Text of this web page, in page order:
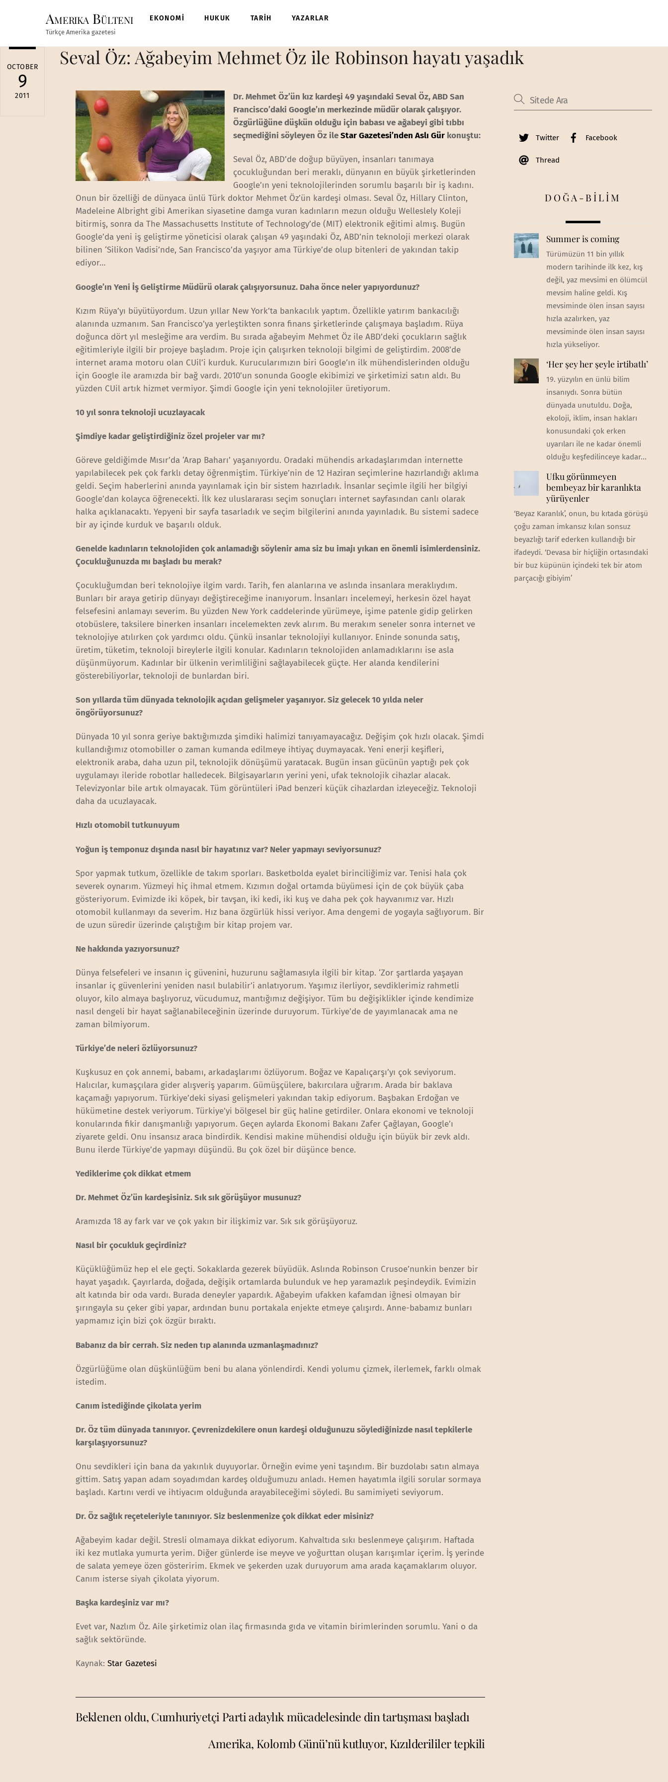
Amerika Bülteni
Türkçe Amerika gazetesi
EKONOMİ HUKUK TARİH YAZARLAR
OCTOBER
9
2011
Seval Öz: Ağabeyim Mehmet Öz ile Robinson hayatı yaşadık
Dr. Mehmet Öz’ün kız kardeşi 49 yaşındaki Seval Öz, ABD San
Francisco’daki Google’ın merkezinde müdür olarak çalışıyor.
Özgürlüğüne düşkün olduğu için babası ve ağabeyi gibi tıbbı
seçmediğini söyleyen Öz ileStar Gazetesi’nden Aslı Gür konuştu:
Seval Öz, ABD’de doğup büyüyen, insanları tanımaya
çocukluğundan beri meraklı, dünyanın en büyük şirketlerinden
Google’ın yeni teknolojilerinden sorumlu başarılı bir iş kadını.
Onun bir özelliği de dünyaca ünlü Türk doktor Mehmet Öz’ün kardeşi olması. Seval Öz, Hillary Clinton,
Madeleine Albright gibi Amerikan siyasetine damga vuran kadınların mezun olduğu Welleslely Koleji
bitirmiş, sonra da The Massachusetts Institute of Technology’de (MIT) elektronik eğitimi almış. Bugün
Google’da yeni iş geliştirme yöneticisi olarak çalışan 49 yaşındaki Öz, ABD’nin teknoloji merkezi olarak
bilinen ‘Silikon Vadisi’nde, San Francisco’da yaşıyor ama Türkiye’de olup bitenleri de yakından takip
ediyor…
Google’ın Yeni İş Geliştirme Müdürü olarak çalışıyorsunuz. Daha önce neler yapıyordunuz?
Kızım Rüya’yı büyütüyordum. Uzun yıllar New York’ta bankacılık yaptım. Özellikle yatırım bankacılığı
alanında uzmanım. San Francisco’ya yerleştikten sonra finans şirketlerinde çalışmaya başladım. Rüya
doğunca dört yıl mesleğime ara verdim. Bu sırada ağabeyim Mehmet Öz ile ABD’deki çocukların sağlık
eğitimleriyle ilgili bir projeye başladım. Proje için çalışırken teknoloji bilgimi de geliştirdim. 2008’de
internet arama motoru olan CUil’i kurduk. Kurucularımızın biri Google’ın ilk mühendislerinden olduğu
için Google ile aramızda bir bağ vardı. 2010’un sonunda Google ekibimizi ve şirketimizi satın aldı. Bu
yüzden CUil artık hizmet vermiyor. Şimdi Google için yeni teknolojiler üretiyorum.
10 yıl sonra teknoloji ucuzlayacak
Şimdiye kadar geliştirdiğiniz özel projeler var mı?
Göreve geldiğimde Mısır’da ‘Arap Baharı’ yaşanıyordu. Oradaki mühendis arkadaşlarımdan internette
yapılabilecek pek çok farklı detay öğrenmiştim. Türkiye’nin de 12 Haziran seçimlerine hazırlandığı aklıma
geldi. Seçim haberlerini anında yayınlamak için bir sistem hazırladık. İnsanlar seçimle ilgili her bilgiyi
Google’dan kolayca öğrenecekti. İlk kez uluslararası seçim sonuçları internet sayfasından canlı olarak
halka açıklanacaktı. Yepyeni bir sayfa tasarladık ve seçim bilgilerini anında yayınladık. Bu sistemi sadece
bir ay içinde kurduk ve başarılı olduk.
Genelde kadınların teknolojiden çok anlamadığı söylenir ama siz bu imajı yıkan en önemli isimlerdensiniz.
Çocukluğunuzda mı başladı bu merak?
Çocukluğumdan beri teknolojiye ilgim vardı. Tarih, fen alanlarına ve aslında insanlara meraklıydım.
Bunları bir araya getirip dünyayı değiştireceğime inanıyorum. İnsanları incelemeyi, herkesin özel hayat
felsefesini anlamayı severim. Bu yüzden New York caddelerinde yürümeye, işime patenle gidip gelirken
otobüslere, taksilere binerken insanları incelemekten zevk alırım. Bu merakım seneler sonra internet ve
teknolojiye atılırken çok yardımcı oldu. Çünkü insanlar teknolojiyi kullanıyor. Eninde sonunda satış,
üretim, tüketim, teknoloji bireylerle ilgili konular. Kadınların teknolojiden anlamadıklarını ise asla
düşünmüyorum. Kadınlar bir ülkenin verimliliğini sağlayabilecek güçte. Her alanda kendilerini
gösterebiliyorlar, teknoloji de bunlardan biri.
Son yıllarda tüm dünyada teknolojik açıdan gelişmeler yaşanıyor. Siz gelecek 10 yılda neler
öngörüyorsunuz?
Dünyada 10 yıl sonra geriye baktığımızda şimdiki halimizi tanıyamayacağız. Değişim çok hızlı olacak. Şimdi
kullandığımız otomobiller o zaman kumanda edilmeye ihtiyaç duymayacak. Yeni enerji keşifleri,
elektronik araba, daha uzun pil, teknolojik dönüşümü yaratacak. Bugün insan gücünün yaptığı pek çok
uygulamayı ileride robotlar halledecek. Bilgisayarların yerini yeni, ufak teknolojik cihazlar alacak.
Televizyonlar bile artık olmayacak. Tüm görüntüleri iPad benzeri küçük cihazlardan izleyeceğiz. Teknoloji
daha da ucuzlayacak.
Hızlı otomobil tutkunuyum
Yoğun iş temponuz dışında nasıl bir hayatınız var? Neler yapmayı seviyorsunuz?
Spor yapmak tutkum, özellikle de takım sporları. Basketbolda eyalet birinciliğimiz var. Tenisi hala çok
severek oynarım. Yüzmeyi hiç ihmal etmem. Kızımın doğal ortamda büyümesi için de çok büyük çaba
gösteriyorum. Evimizde iki köpek, bir tavşan, iki kedi, iki kuş ve daha pek çok hayvanımız var. Hızlı
otomobil kullanmayı da severim. Hız bana özgürlük hissi veriyor. Ama dengemi de yogayla sağlıyorum. Bir
de uzun süredir üzerinde çalıştığım bir kitap projem var.
Ne hakkında yazıyorsunuz?
Dünya felsefeleri ve insanın iç güvenini, huzurunu sağlamasıyla ilgili bir kitap. ‘Zor şartlarda yaşayan
insanlar iç güvenlerini yeniden nasıl bulabilir’i anlatıyorum. Yaşımız ilerliyor, sevdiklerimiz rahmetli
oluyor, kilo almaya başlıyoruz, vücudumuz, mantığımız değişiyor. Tüm bu değişiklikler içinde kendimize
nasıl dengeli bir hayat sağlanabileceğinin üzerinde duruyorum. Türkiye’de de yayımlanacak ama ne
zaman bilmiyorum.
Türkiye’de neleri özlüyorsunuz?
Kuşkusuz en çok annemi, babamı, arkadaşlarımı özlüyorum. Boğaz ve Kapalıçarşı’yı çok seviyorum.
Halıcılar, kumaşçılara gider alışveriş yaparım. Gümüşçülere, bakırcılara uğrarım. Arada bir baklava
kaçamağı yapıyorum. Türkiye’deki siyasi gelişmeleri yakından takip ediyorum. Başbakan Erdoğan ve
hükümetine destek veriyorum. Türkiye’yi bölgesel bir güç haline getirdiler. Onlara ekonomi ve teknoloji
konularında fikir danışmanlığı yapıyorum. Geçen aylarda Ekonomi Bakanı Zafer Çağlayan, Google’ı
ziyarete geldi. Onu insansız araca bindirdik. Kendisi makine mühendisi olduğu için büyük bir zevk aldı.
Bunu ilerde Türkiye’de yapmayı düşündü. Bu çok özel bir düşünce bence.
Yediklerime çok dikkat etmem
Dr. Mehmet Öz’ün kardeşisiniz. Sık sık görüşüyor musunuz?
Aramızda 18 ay fark var ve çok yakın bir ilişkimiz var. Sık sık görüşüyoruz.
Nasıl bir çocukluk geçirdiniz?
Küçüklüğümüz hep el ele geçti. Sokaklarda gezerek büyüdük. Aslında Robinson Crusoe’nunkin benzer bir
hayat yaşadık. Çayırlarda, doğada, değişik ortamlarda bulunduk ve hep yaramazlık peşindeydik. Evimizin
alt katında bir oda vardı. Burada deneyler yapardık. Ağabeyim ufakken kafamdan iğnesi olmayan bir
şırıngayla su çeker gibi yapar, ardından bunu portakala enjekte etmeye çalışırdı. Anne-babamız bunları
yapmamız için bizi çok özgür bıraktı.
Babanız da bir cerrah. Siz neden tıp alanında uzmanlaşmadınız?
Özgürlüğüme olan düşkünlüğüm beni bu alana yönlendirdi. Kendi yolumu çizmek, ilerlemek, farklı olmak
istedim.
Canım istediğinde çikolata yerim
Dr. Öz tüm dünyada tanınıyor. Çevrenizdekilere onun kardeşi olduğunuzu söylediğinizde nasıl tepkilerle
karşılaşıyorsunuz?
Onu sevdikleri için bana da yakınlık duyuyorlar. Örneğin evime yeni taşındım. Bir buzdolabı satın almaya
gittim. Satış yapan adam soyadımdan kardeş olduğumuzu anladı. Hemen hayatımla ilgili sorular sormaya
başladı. Kartını verdi ve ihtiyacım olduğunda arayabileceğimi söyledi. Bu samimiyeti seviyorum.
Dr. Öz sağlık reçeteleriyle tanınıyor. Siz beslenmenize çok dikkat eder misiniz?
Ağabeyim kadar değil. Stresli olmamaya dikkat ediyorum. Kahvaltıda sıkı beslenmeye çalışırım. Haftada
iki kez mutlaka yumurta yerim. Diğer günlerde ise meyve ve yoğurttan oluşan karışımlar içerim. İş yerinde
de salata yemeye özen gösteririm. Ekmek ve şekerden uzak duruyorum ama arada kaçamaklarım oluyor.
Canım isterse siyah çikolata yiyorum.
Başka kardeşiniz var mı?
Evet var, Nazlım Öz. Aile şirketimiz olan ilaç firmasında gıda ve vitamin birimlerinden sorumlu. Yani o da
sağlık sektöründe.
Kaynak:Star Gazetesi
Beklenen oldu, Cumhuriyetçi Parti adaylık mücadelesinde din tartışması başladı
Amerika, Kolomb Günü’nü kutluyor, Kızılderililer tepkili
Twitter Facebook
Thread
DOĞA-BİLİM
Summer is coming
Türümüzün 11 bin yıllık
modern tarihinde ilk kez, kış
değil, yaz mevsimi en ölümcül
mevsim haline geldi. Kış
mevsiminde ölen insan sayısı
hızla azalırken, yaz
mevsiminde ölen insan sayısı
hızla yükseliyor.
‘Her şey her şeyle irtibatlı’
19. yüzyılın en ünlü bilim
insanıydı. Sonra bütün
dünyada unutuldu. Doğa,
ekoloji, iklim, insan hakları
konusundaki çok erken
uyarıları ile ne kadar önemli
olduğu keşfedilinceye kadar...
Ufku görünmeyen
bembeyaz bir karanlıkta
yürüyenler
‘Beyaz Karanlık’, onun, bu kıtada görüşü
çoğu zaman imkansız kılan sonsuz
beyazlığı tarif ederken kullandığı bir
ifadeydi. ‘Devasa bir hiçliğin ortasındaki
bir buz küpünün içindeki tek bir atom
parçacığı gibiyim’